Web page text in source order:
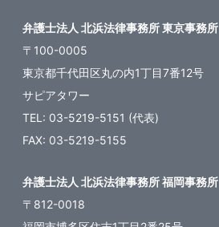
弁護士法人 北浜法律事務所 東京事務所
〒100-0005
東京都千代田区丸の内1丁目7番12号
サピアタワー
TEL: 03-5219-5151 (代表)
FAX: 03-5219-5155
弁護士法人 北浜法律事務所 福岡事務所
〒812-0018